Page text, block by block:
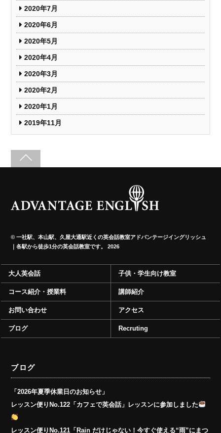
2020年7月
2020年6月
2020年5月
2020年4月
2020年3月
2020年2月
2020年1月
2019年11月
©一社駅、本山駅、久屋大通駅近くの英会話教室アドバンテージイングリッシュ
｜各駅から徒歩1分の英会話教室です。
2026
大人英会話 子供・学生向け教室
コース紹介・授業料 講師紹介
お問い合わせ アクセス
ブログ Recruting
ブログ
「2026年夏季休業日のお知らせ」
レッスン便りNo.122「カフェで英会話」レッスンに参加しました
レッスン便りNo.121「Rain だけじゃない！今すぐ使える“雨”にまつ